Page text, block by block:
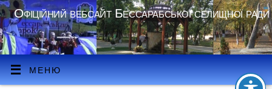
Офіційний вебсайт Бессарабської селищної ради
МЕНЮ